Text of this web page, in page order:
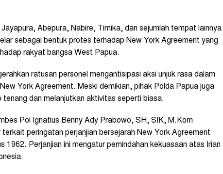
Abepura, Nabire, Timika, dan sejumlah tempat lainnya
sebagai bentuk protes terhadap New York Agreement yang
rakyat bangsa West Papua.
ratusan personel mengantisipasi aksi unjuk rasa dalam
York Agreement. Meski demikian, pihak Polda Papua juga
dan melanjutkan aktivitas seperti biasa.
Pol Ignatius Benny Ady Prabowo, SH, SIK, M.Kom
peringatan perjanjian bersejarah New York Agreement
1962. Perjanjian ini mengatur pemindahan kekuasaan atas Irian